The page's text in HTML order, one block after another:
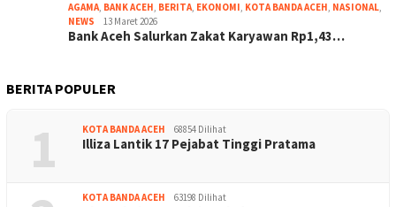
AGAMA, BANK ACEH, BERITA, EKONOMI, KOTA BANDA ACEH, NASIONAL,
NEWS
13 Maret 2026
Bank Aceh Salurkan Zakat Karyawan Rp1,43…
BERITA POPULER
1 KOTA BANDA ACEH 68854 Dilihat
Illiza Lantik 17 Pejabat Tinggi Pratama
KOTA BANDA ACEH 63198 Dilihat